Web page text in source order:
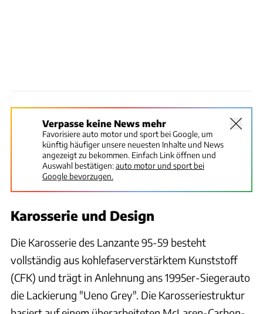
Verpasse keine News mehr
Favorisiere auto motor und sport bei Google, um
künftig häufiger unsere neuesten Inhalte und News
angezeigt zu bekommen. Einfach Link öffnen und
Auswahl bestätigen:auto motor und sport bei
Google bevorzugen.
Karosserie und Design
Die Karosserie des Lanzante 95-59 besteht
vollständig aus kohlefaserverstärktem Kunststoff
(CFK) und trägt in Anlehnung ans 1995er-Siegerauto
die Lackierung "Ueno Grey". Die Karosseriestruktur